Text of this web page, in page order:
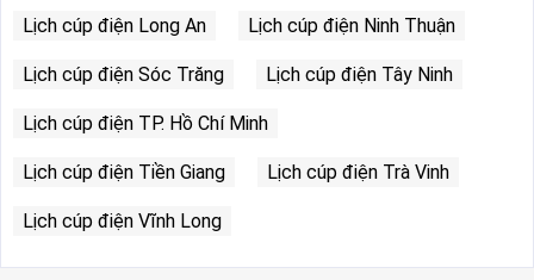
Lịch cúp điện Long An Lịch cúp điện Ninh Thuận
Lịch cúp điện Sóc Trăng Lịch cúp điện Tây Ninh
Lịch cúp điện TP. Hồ Chí Minh
Lịch cúp điện Tiền Giang Lịch cúp điện Trà Vinh
Lịch cúp điện Vĩnh Long